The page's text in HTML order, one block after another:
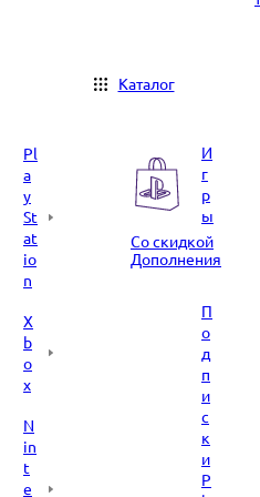
Каталог
Pl
a
y
St
at
io
n
X
b
o
x
N
in
t
e
И
г
р
ы
Со скидкой
Дополнения
П
о
д
п
и
с
к
и
P